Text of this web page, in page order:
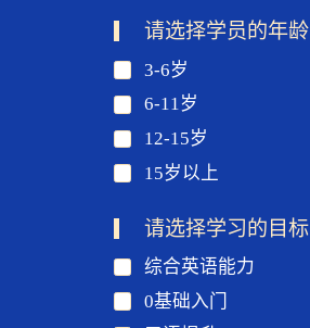
请选择学员的年龄
3-6岁
6-11岁
12-15岁
15岁以上
请选择学习的目标
综合英语能力
0基础入门